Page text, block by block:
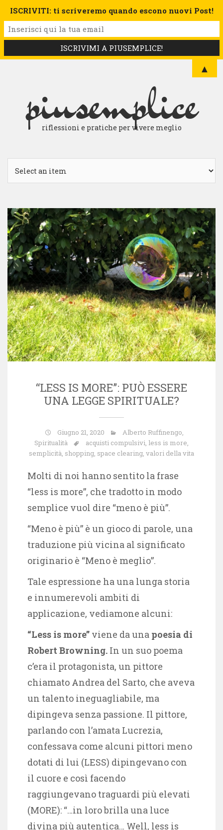
piusemplice
riflessioni e pratiche per vivere meglio
“LESS IS MORE”: PUÒ ESSERE
UNA LEGGE SPIRITUALE?
Giugno 21, 2020 Alberto Ruffinengo,
Spiritualità
acquisti compulsivi, less is more,
semplicità, shopping, space clearing, valori della vita
Molti di noi hanno sentito la frase
“less is more”, che tradotto in modo
semplice vuol dire “meno è più”.
“Meno è più” è un gioco di parole, una
traduzione più vicina al significato
originario è “Meno è meglio”.
Tale espressione ha una lunga storia
e innumerevoli ambiti di
applicazione, vediamone alcuni:
“Less is more” viene da una poesia di
Robert Browning. In un suo poema
c’era il protagonista, un pittore
chiamato Andrea del Sarto, che aveva
un talento ineguagliabile, ma
dipingeva senza passione. Il pittore,
parlando con l’amata Lucrezia,
confessava come alcuni pittori meno
dotati di lui (LESS) dipingevano con
il cuore e così facendo
raggiungevano traguardi più elevati
(MORE): “…in loro brilla una luce
divina più autentica… Well, less is
ISCRIVITI: ti scriveremo quando escono nuovi Post!
▲